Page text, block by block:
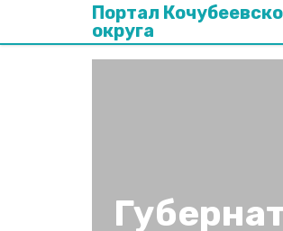
Портал
округа